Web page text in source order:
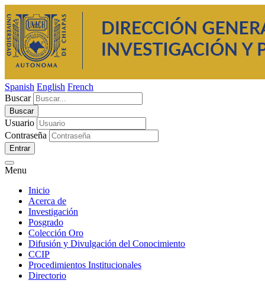
Spanish English French
Buscar
Usuario
Contraseña
Entrar
Menu
Inicio
Acerca de
Investigación
Posgrado
Colección Oro
Difusión y Divulgación del Conocimiento
CCIP
Procedimientos Institucionales
Directorio